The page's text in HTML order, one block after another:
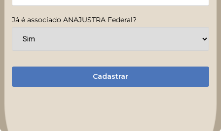
Já é associado ANAJUSTRA Federal?
Cadastrar